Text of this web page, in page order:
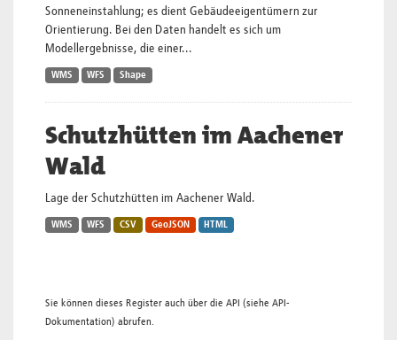
Sonneneinstahlung; es dient Gebäudeeigentümern zur
Orientierung. Bei den Daten handelt es sich um
Modellergebnisse, die einer...
WMS WFS Shape
Schutzhütten im Aachener
Wald
Lage der Schutzhütten im Aachener Wald.
WMS WFS CSV GeoJSON HTML
Sie können dieses Register auch über die API (siehe API-
Dokumentation) abrufen.